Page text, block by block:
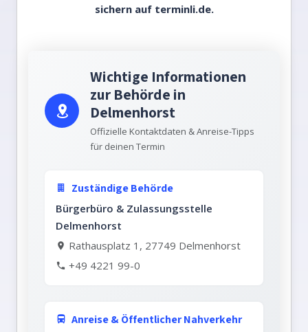
sichern auf terminli.de.
Wichtige Informationen
zur Behörde in
Delmenhorst
Offizielle Kontaktdaten & Anreise-Tipps
für deinen Termin
Zuständige Behörde
Bürgerbüro & Zulassungsstelle
Delmenhorst
Rathausplatz 1, 27749 Delmenhorst
+49 4221 99-0
Anreise & Öffentlicher Nahverkehr